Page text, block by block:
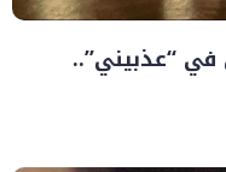
“عذبيني”..